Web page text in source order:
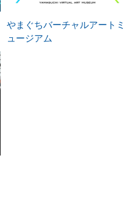
やまぐちバーチャルアートミ
ュージアム